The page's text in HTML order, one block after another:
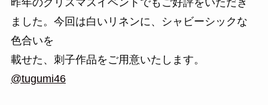
昨年のクリスマスイベントでもご好評をいただき
ました。今回は白いリネンに、シャビーシックな
色合いを
載せた、刺子作品をご用意いたします。
@tugumi46